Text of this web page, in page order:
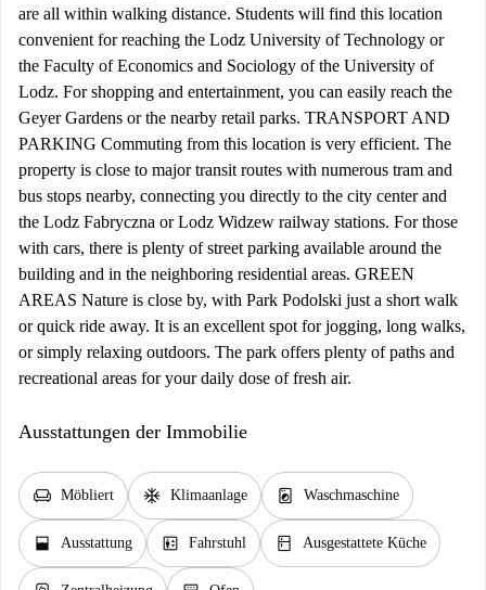
are all within walking distance. Students will find this location
convenient for reaching the Lodz University of Technology or
the Faculty of Economics and Sociology of the University of
Lodz. For shopping and entertainment, you can easily reach the
Geyer Gardens or the nearby retail parks. TRANSPORT AND
PARKING Commuting from this location is very efficient. The
property is close to major transit routes with numerous tram and
bus stops nearby, connecting you directly to the city center and
the Lodz Fabryczna or Lodz Widzew railway stations. For those
with cars, there is plenty of street parking available around the
building and in the neighboring residential areas. GREEN
AREAS Nature is close by, with Park Podolski just a short walk
or quick ride away. It is an excellent spot for jogging, long walks,
or simply relaxing outdoors. The park offers plenty of paths and
recreational areas for your daily dose of fresh air.
Ausstattungen der Immobilie
chair Möbliert ac_unit Klimaanlage local_laundry_service Waschmaschine
window_open Ausstattung elevator Fahrstuhl kitchen Ausgestattete Küche